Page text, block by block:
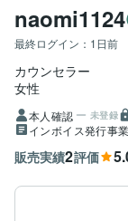
naomi1124
最終ログイン： 1日前
カウンセラー
女性
本人確認 未登録
インボイス発行事
販売実績2評価